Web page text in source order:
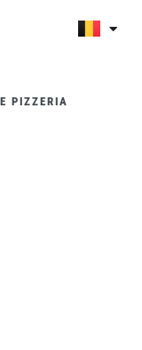
PIZZERIA